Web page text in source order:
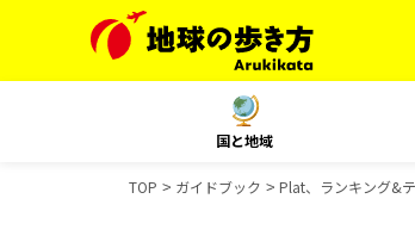
国と地域
TOP ガイドブック Plat、ランキング&